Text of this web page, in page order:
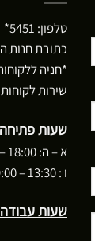
טלפון: 5451*
כתובת חנות
*חניה
שירות
שעות
א – ה: 18:00 – 09:00
ו : 13:30 – 09:00
שעות